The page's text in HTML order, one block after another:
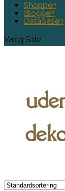
Shoppen
Bloggen
Databasen
Vælg Side